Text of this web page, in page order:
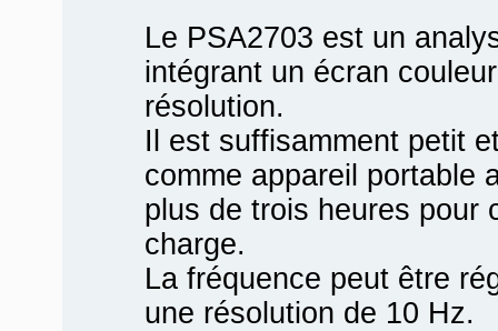
Le PSA2703 est un
intégrant un écran
résolution.
Il est suffisamment petit
comme appareil portable
plus de trois heures pour
charge.
La fréquence peut être
une résolution de 10 Hz.